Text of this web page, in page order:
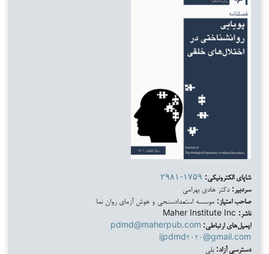
شاپای الکترونیکی: ۲۹۸۱-۱۷۵۹
سردبیر: دکتر هادی بهرامی
صاحب امتیاز: موسسه استعدادسنجی و هوش آزمای روان نما
ناشر:
ایمیل‌های ارتباطی: pdmd@maherpub.com
ijpdmd۲۰۲۰@gmail.com
دسترسی آزاد: بلی